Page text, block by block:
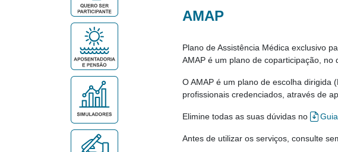
Conteúdo principal
AMAP
Plano de Assistência Médica exclusivo
AMAP é um plano de coparticipação, no
O AMAP é um plano de escolha dirigida
profissionais credenciados, através de
Elimine todas as suas dúvidas no
Antes de utilizar os serviços, consulte